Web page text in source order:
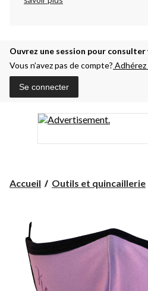
Ouvrez une session pour
Vous n’avez pas de compte?
Se connecter
Accueil Outils et quincaillerie